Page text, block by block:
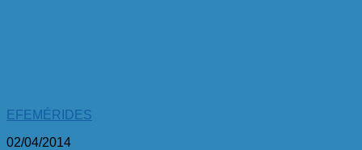
EFEMÉRIDES
02/04/2014